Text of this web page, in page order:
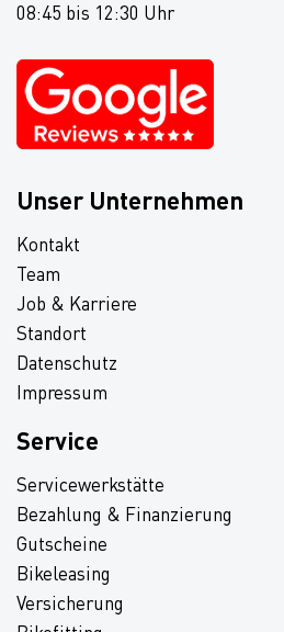
08:45 bis 12:30 Uhr
Unser Unternehmen
Kontakt
Team
Job & Karriere
Standort
Datenschutz
Impressum
Service
Servicewerkstätte
Bezahlung & Finanzierung
Gutscheine
Bikeleasing
Versicherung